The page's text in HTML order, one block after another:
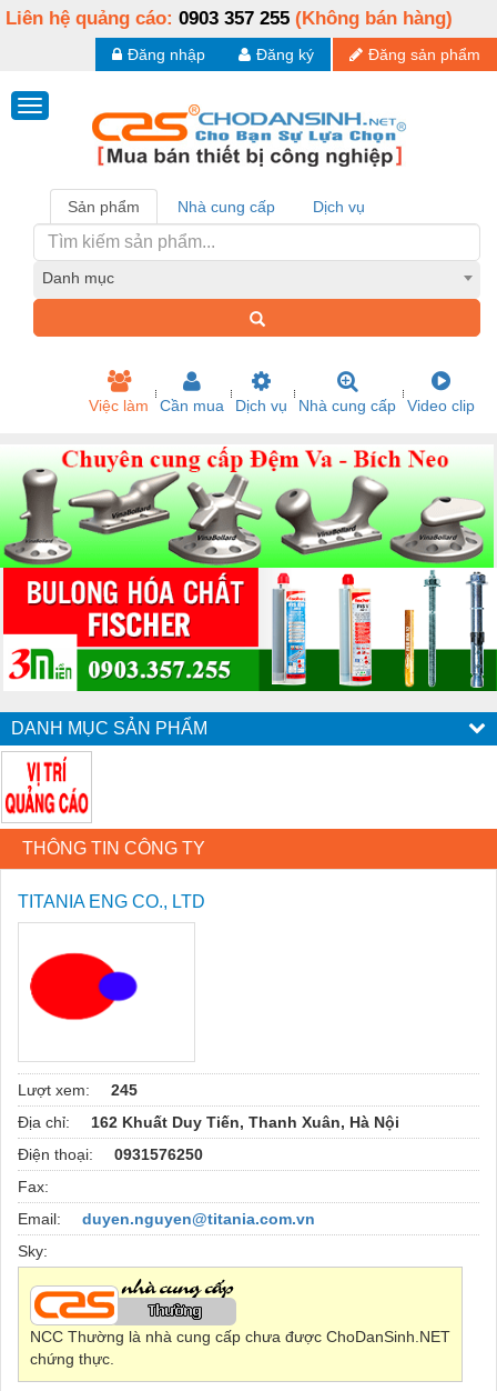
Liên hệ quảng cáo: 0903 357 255 (Không bán hàng)
Đăng sản phẩm
Đăng ký
Đăng nhập
Sản phẩm Nhà cung cấp Dịch vụ
Danh mục
Việc làm Cần mua Dịch vụ Nhà cung cấp Video clip
DANH MỤC SẢN PHẨM
THÔNG TIN CÔNG TY
TITANIA ENG CO., LTD
Lượt xem:
245
Địa chỉ:
162 Khuất Duy Tiến, Thanh Xuân, Hà Nội
Điện thoại:
0931576250
Fax:
Email:
duyen.nguyen@titania.com.vn
Sky:
NCC Thường là nhà cung cấp chưa được ChoDanSinh.NET
chứng thực.